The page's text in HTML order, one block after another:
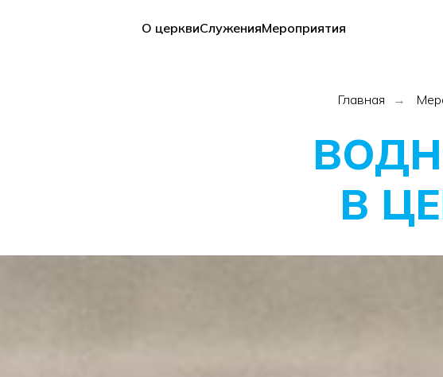
О церквиСлуженияМероприятия
Главная →
В